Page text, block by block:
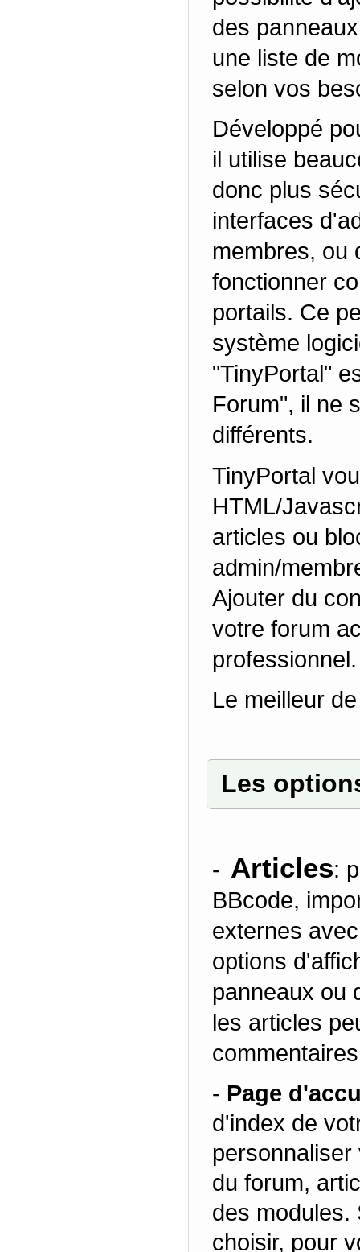
des
une liste de
selon vos
Développé
il utilise
donc plus
interfaces
membres, ou
fonctionner
portails. Ce
système
"TinyPortal"
Forum", il ne
différents.
TinyPortal
HTML/
articles ou
admin/
Ajouter du
votre forum
professionnel.
Le meilleur
Les
- Articles:
BBcode,
externes
options
panneaux ou
les articles
- Page
d'index de
du forum,
des modules.
choisir, pour